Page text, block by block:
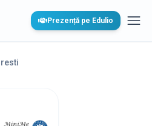
Prezență pe Edulio